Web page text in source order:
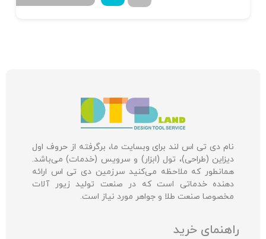
نام دی تی اس لند برای وبسایت ما، برگرفته از حروف اول
دیزاین (طراحی)، تول (ابزار) و سرویس (خدمات) می‌باشد.
همانطور که ملاحظه می‌کنید سرزمین دی تی اس ارائه
دهنده خدماتی است که در صنعت تولید زیور آلات
مخصوصا صنعت طلا و جواهر مورد نیاز است.
راهنمای خرید